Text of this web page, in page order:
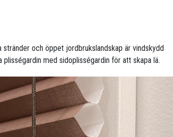
stränder och öppet jordbrukslandskap är vindskydd
med sidoplisségardin för att skapa lä.